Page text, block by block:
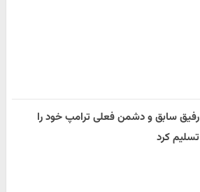
رفیق سابق و دشمن فعلی ترامپ خود را
تسلیم کرد